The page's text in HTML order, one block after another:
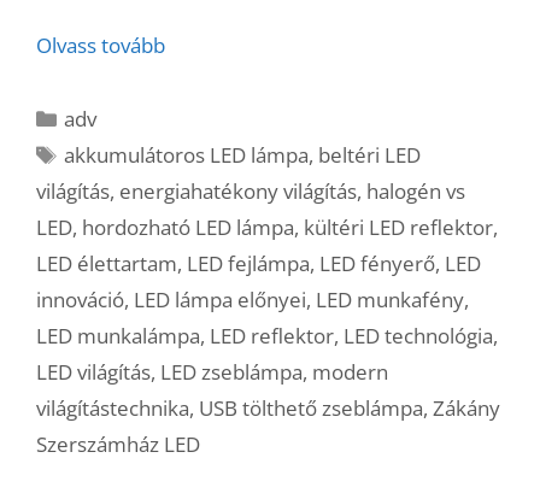
Olvass tovább
Kategória
adv
Címkék
akkumulátoros LED lámpa, beltéri LED
világítás, energiahatékony világítás, halogén vs
LED, hordozható LED lámpa, kültéri LED reflektor,
LED élettartam, LED fejlámpa, LED fényerő, LED
innováció, LED lámpa előnyei, LED munkafény,
LED munkalámpa, LED reflektor, LED technológia,
LED világítás, LED zseblámpa, modern
világítástechnika, USB tölthető zseblámpa, Zákány
Szerszámház LED